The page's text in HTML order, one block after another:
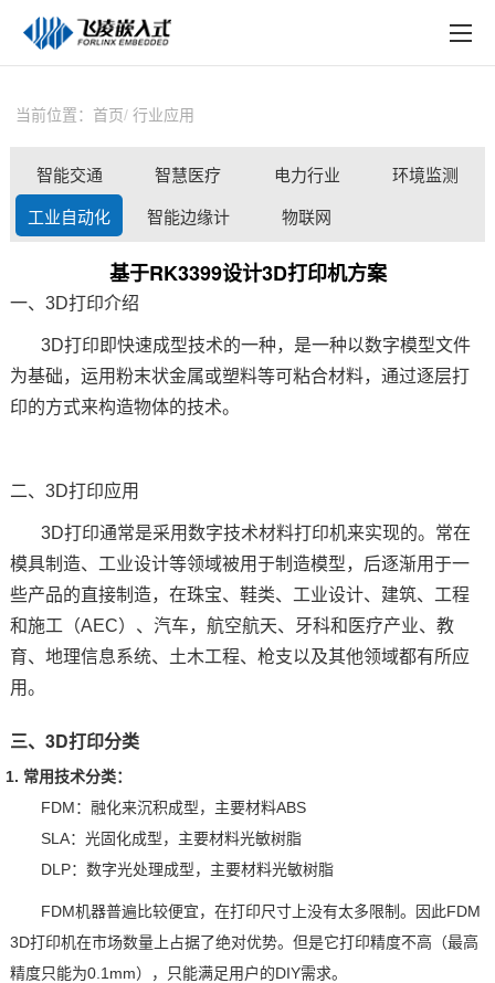
技术与支持
在线文档
方案定制
关于飞凌
天猫商城
新闻中心
技术论坛
在线购买
当前位置： 首页 行业应用
智能交通 智慧医疗 电力行业 环境监测
工业自动化 智能边缘计
算
物联网
基于RK3399设计3D打印机方案
一、 3D打印介绍
3D打印即快速成型技术的一种，是一种以数字模型文件
为基础，运用粉末状金属或塑料等可粘合材料，通过逐层打
印的方式来构造物体的技术。
二、 3D打印应用
3D打印通常是采用数字技术材料打印机来实现的。常在
模具制造、工业设计等领域被用于制造模型，后逐渐用于一
些产品的直接制造，在珠宝、鞋类、工业设计、建筑、工程
和施工（AEC）、汽车，航空航天、牙科和 医疗产业、教
育、地理信息系统、土木工程、枪支以及其他领域都有所应
用。
三、 3D打印分类
1. 常用技术分类：
FDM：融化来沉积成型，主要材料ABS
SLA：光固化成型，主要材料光敏树脂
DL P：数字光处理成型，主要材料光敏树脂
FDM机器普遍比较便宜，在打印尺寸上没有太多限制。因此FDM
3D打印机在市场数量上占据了绝对优势。但是它打印精度不高（最高
精度只能为0.1mm），只能满足用户的DIY需求。